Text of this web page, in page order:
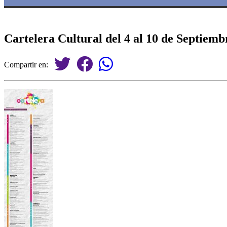
Cartelera Cultural del 4 al 10 de
Compartir en: